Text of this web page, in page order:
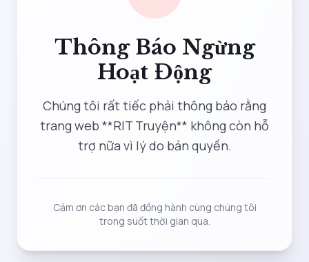
Thông Báo Ngừng
Hoạt Động
Chúng tôi rất tiếc phải thông báo rằng
trang web **RIT Truyện** không còn hỗ
trợ nữa vì lý do bản quyền.
Cảm ơn các bạn đã đồng hành cùng chúng tôi
trong suốt thời gian qua.